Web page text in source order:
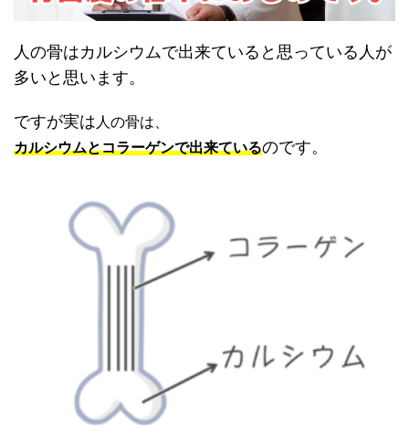
人の骨はカルシウムで出来ていると思っている人が
多いと思います。
ですが実は 人の骨は、
カルシウムとコラーゲンで出来ているのです。